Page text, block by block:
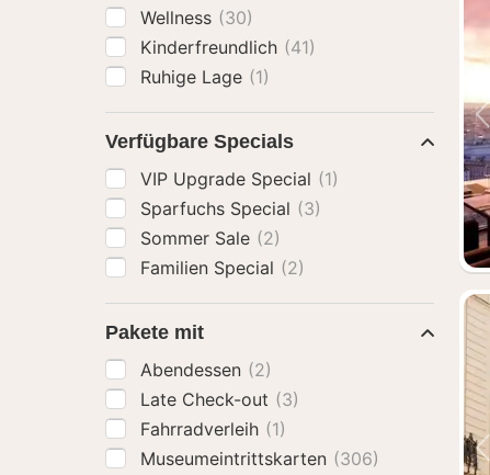
Wellness (30)
Kinderfreundlich (41)
Ruhige Lage (1)
Verfügbare Specials
VIP Upgrade Special (1)
Sparfuchs Special (3)
Sommer Sale (2)
Familien Special (2)
Pakete mit
Abendessen (2)
Late Check-out (3)
Fahrradverleih (1)
Museumeintrittskarten (306)